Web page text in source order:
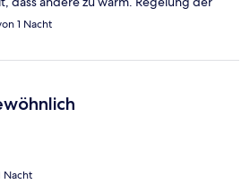
teilweise verwohnt.
1 Nacht
Nacht